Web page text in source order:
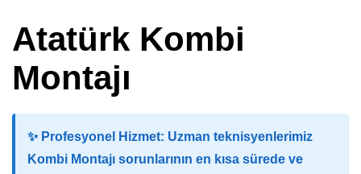
Atatürk Kombi
Montajı
✨ Profesyonel Hizmet: Uzman teknisyenlerimiz
Kombi Montajı sorunlarının en kısa sürede ve